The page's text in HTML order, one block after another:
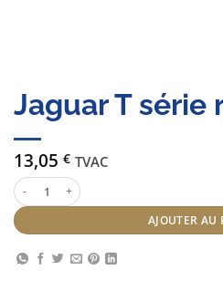
Jaguar T série
13,05 € TVAC
quantité de Jaguar T série rosé 33 mm
AJOUTER AU